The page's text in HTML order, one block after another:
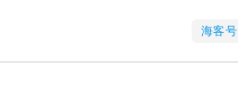
海客号